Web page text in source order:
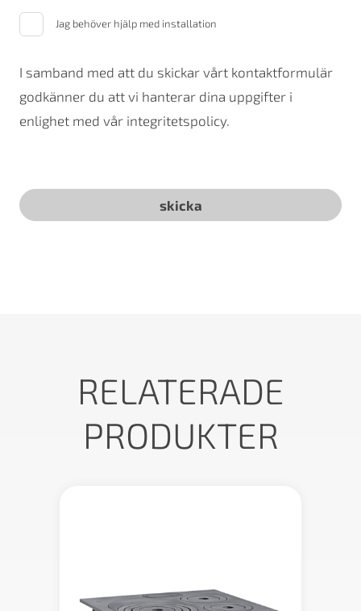
Jag behöver hjälp med installation
I samband med att du skickar vårt kontaktformulär
godkänner du att vi hanterar dina uppgifter i
enlighet med vår integritetspolicy.
RELATERADE
PRODUKTER